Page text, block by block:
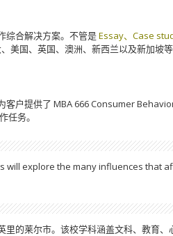
综合解决方案。不管是Essay、Case
美国、英国、澳洲、新西兰以及新加坡
户提供了 MBA 666 Consumer
任务。
will explore the many influences that
的莱尔市。该校学科涵盖文科、教育